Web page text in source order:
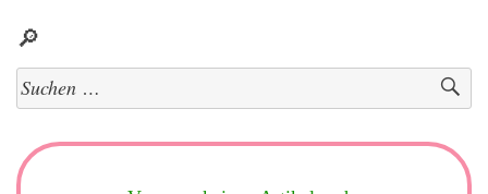
🔎
Suchen
nach: